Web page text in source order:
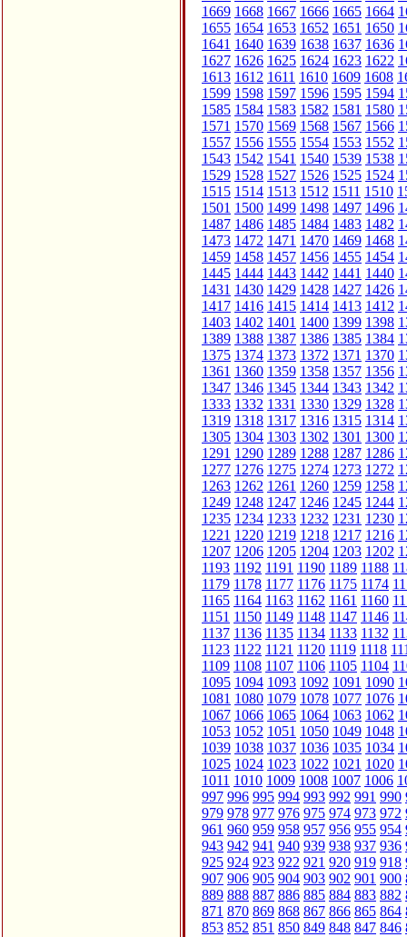
1669 1668 1667 1666 1665 1664
1655 1654 1653 1652 1651 1650
1641 1640 1639 1638 1637 1636
1627 1626 1625 1624 1623 1622
1613 1612 1611 1610 1609 1608
1599 1598 1597 1596 1595 1594
1585 1584 1583 1582 1581 1580
1571 1570 1569 1568 1567 1566
1557 1556 1555 1554 1553 1552
1543 1542 1541 1540 1539 1538
1529 1528 1527 1526 1525 1524
1515 1514 1513 1512 1511 1510
1501 1500 1499 1498 1497 1496
1487 1486 1485 1484 1483 1482
1473 1472 1471 1470 1469 1468
1459 1458 1457 1456 1455 1454
1445 1444 1443 1442 1441 1440
1431 1430 1429 1428 1427 1426
1417 1416 1415 1414 1413 1412
1403 1402 1401 1400 1399 1398
1389 1388 1387 1386 1385 1384
1375 1374 1373 1372 1371 1370
1361 1360 1359 1358 1357 1356
1347 1346 1345 1344 1343 1342
1333 1332 1331 1330 1329 1328
1319 1318 1317 1316 1315 1314
1305 1304 1303 1302 1301 1300
1291 1290 1289 1288 1287 1286
1277 1276 1275 1274 1273 1272
1263 1262 1261 1260 1259 1258
1249 1248 1247 1246 1245 1244
1235 1234 1233 1232 1231 1230
1221 1220 1219 1218 1217 1216
1207 1206 1205 1204 1203 1202
1193 1192 1191 1190 1189 1188
1179 1178 1177 1176 1175 1174
1165 1164 1163 1162 1161 1160
1151 1150 1149 1148 1147 1146
1137 1136 1135 1134 1133 1132
1123 1122 1121 1120 1119 1118
1109 1108 1107 1106 1105 1104
1095 1094 1093 1092 1091 1090
1081 1080 1079 1078 1077 1076
1067 1066 1065 1064 1063 1062
1053 1052 1051 1050 1049 1048
1039 1038 1037 1036 1035 1034
1025 1024 1023 1022 1021 1020
1011 1010 1009 1008 1007 1006
997 996 995 994 993 992 991 990
979 978 977 976 975 974 973 972
961 960 959 958 957 956 955 954
943 942 941 940 939 938 937 936
925 924 923 922 921 920 919 918
907 906 905 904 903 902 901 900
889 888 887 886 885 884 883 882
871 870 869 868 867 866 865 864
853 852 851 850 849 848 847 846